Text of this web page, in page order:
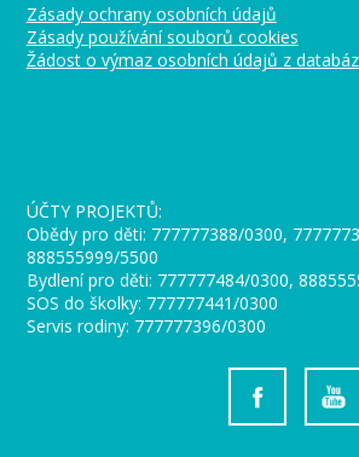
Zásady ochrany osobních údajů
Zásady používání souborů cookies
Žádost o výmaz osobních údajů z
ÚČTY PROJEKTŮ:
Obědy pro děti: 777777388/0300,
888555999/5500
Bydlení pro děti: 777777484/0300,
SOS do školky: 777777441/0300
Servis rodiny: 777777396/0300